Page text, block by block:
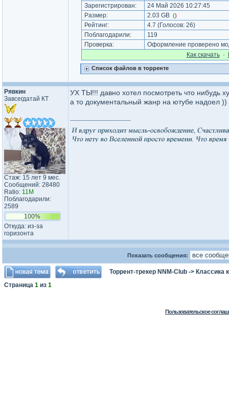
Зарегистрирован:
24 Май 2026 10:27:45
Размер:
2.03 GB ()
Рейтинг: 4.7 (Голосов: 26)
Поблагодарили:
119
Проверка:
Оформление проверено
Как cкачать·
Список файлов в торренте
Рявкин
Завсегдатай КТ
Стаж: 15 лет 9 мес.
Сообщений: 28480
Ratio: 11M
Поблагодарили:
2589
100%
Откуда: из-за
горизонта
УХ ТЫ!!! давно хотел посмотреть что нибудь
а то документальный жанр на ютубе надоел ))
Показать сообщения:
Торрент-трекер NNM-Club -> Классика
Страница 1 из 1
Пользовательское